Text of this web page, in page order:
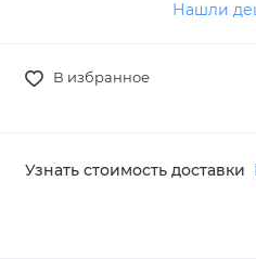
Нашли
В избранное
Узнать стоимость доставки